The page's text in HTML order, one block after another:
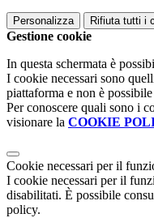
Personalizza Rifiuta tutti i
Gestione cookie
In questa schermata è
I cookie necessari sono
piattaforma e non è
Per conoscere quali sono i
visionare la COOKIE
Cookie necessari per il
I cookie necessari per il
disabilitati. È possibile
policy.